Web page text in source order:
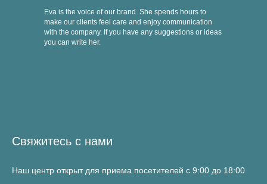
Eva is the voice of our brand. She spends hours to
make our clients feel care and enjoy communication
with the company. If you have any suggestions or ideas
you can write her.
Свяжитесь с нами
Наш центр открыт для приема посетителей с 9:00 до 18:00